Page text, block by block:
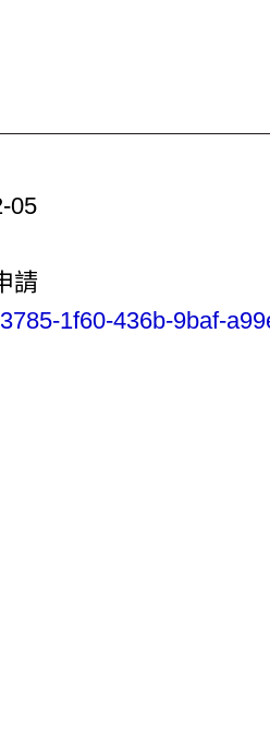
05
請
1f60-436b-9baf-